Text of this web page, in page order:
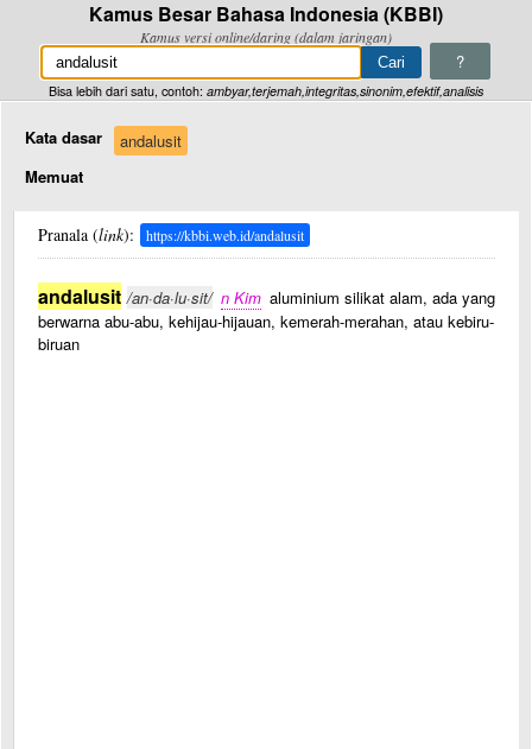
Kamus Besar Bahasa Indonesia (KBBI)
Kamus versi online/daring (dalam jaringan)
?
Bisa lebih dari satu, contoh: ambyar,terjemah,integritas,sinonim,efektif,analisis
Kata dasar
andalusit
Memuat
Pranala (link): https://kbbi.web.id/andalusit
andalusit /an·da·lu·sit/ n Kim aluminium silikat alam, ada yang
berwarna abu-abu, kehijau-hijauan, kemerah-merahan, atau kebiru-
biruan